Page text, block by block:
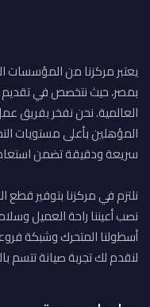
يعتبر مركزنا من المؤسسات
بمصر، حيث نتخصص في تقديم
العالمية. نحن نفخر بفريق
المؤهلين بأعلى مستويات
سريعة ودقيقة تضمن
نلتزم في مركزنا بتوفير
نصب أعيننا راحة العميل
أسطولنا المتحرك وشبكة
لنقدم لك تجربة صيانة تتسم